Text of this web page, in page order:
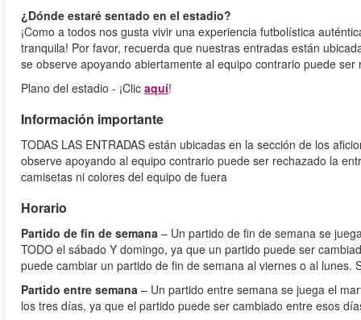
¿Dónde estaré sentado en el estadio?
¡Como a todos nos gusta vivir una experiencia futbolística
tranquila! Por favor, recuerda que nuestras entradas están
se observe apoyando abiertamente al equipo contrario puede
Plano del estadio - ¡Clic aquí!
Información importante
TODAS LAS ENTRADAS están ubicadas en la sección de los
observe apoyando al equipo contrario puede ser rechazado la
camisetas ni colores del equipo de fuera
Horario
Partido de fin de semana – Un partido de fin de semana se
TODO el sábado Y domingo, ya que un partido puede ser
puede cambiar un partido de fin de semana al viernes o al lunes.
Partido entre semana – Un partido entre semana se juega el
los tres días, ya que el partido puede ser cambiado entre esos